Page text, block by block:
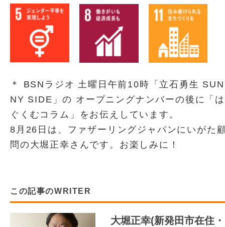
＊ BSNラジオ 土曜日午前10時「立石勇生 SUN
NY SIDE」の オープニングナンバーの後に「は
ぐくむコラム」をお伝えしています。
8月26日は、ファザーリングジャパンにいがた
問の大堀正幸さんです。お楽しみに！
この記事のWRITER
大堀正幸(新発田市在住・